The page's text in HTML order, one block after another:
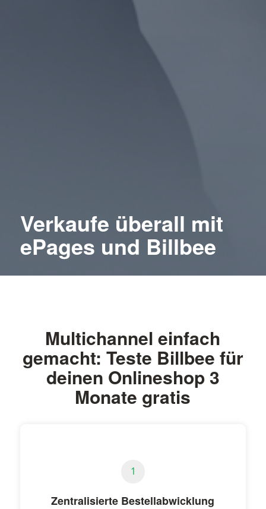
Verkaufe überall mit
ePages und Billbee
Multichannel einfach
gemacht: Teste Billbee für
deinen Onlineshop 3
Monate gratis
1
Zentralisierte Bestellabwicklung